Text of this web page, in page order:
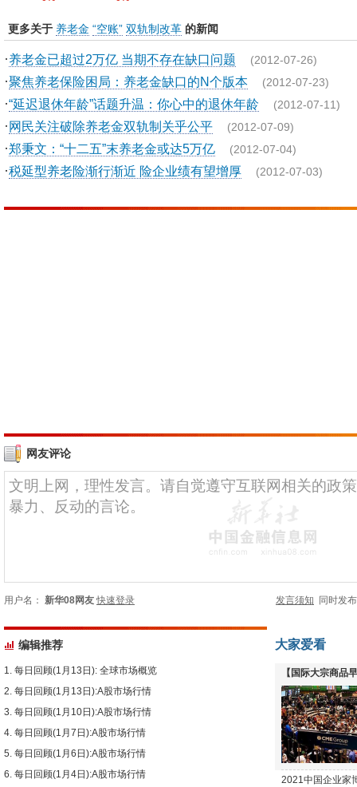
更多关于 养老金 “空账” 双轨制改革 的新闻
·养老金已超过2万亿 当期不存在缺口问题 (2012-07-26)
·聚焦养老保险困局：养老金缺口的N个版本 (2012-07-23)
·“延迟退休年龄”话题升温：你心中的退休年龄 (2012-07-11)
·网民关注破除养老金双轨制关乎公平 (2012-07-09)
·郑秉文：“十二五”末养老金或达5万亿 (2012-07-04)
·税延型养老险渐行渐近 险企业绩有望增厚 (2012-07-03)
网友评论
用户名： 新华08网友 快速登录 发言须知 同时发
编辑推荐
每日回顾(1月13日): 全球市场概览
每日回顾(1月13日):A股市场行情
每日回顾(1月10日):A股市场行情
每日回顾(1月7日):A股市场行情
每日回顾(1月6日):A股市场行情
每日回顾(1月4日):A股市场行情
大家爱看
【国际大宗商品
下跌
2021中国企业家